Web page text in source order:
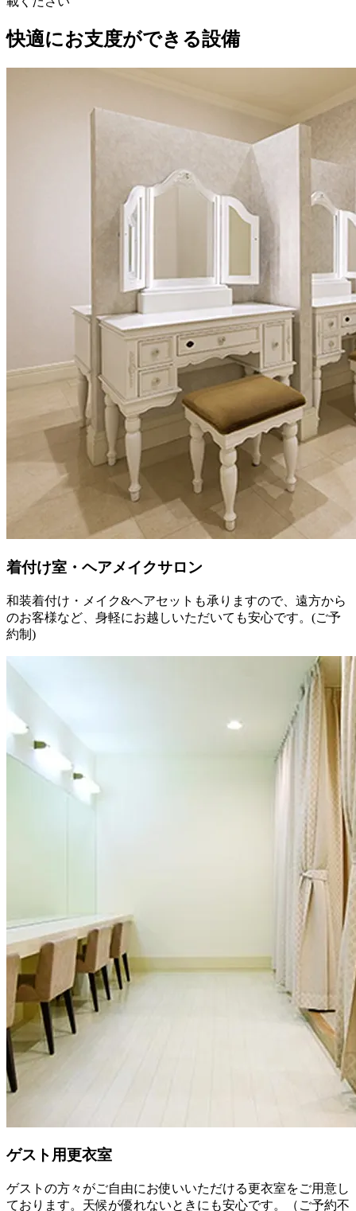
快適にお支度ができる設備
着付け室・ヘアメイクサロン
和装着付け・メイク&ヘアセットも承りますので、遠方から
のお客様など、身軽にお越しいただいても安心です。(ご予
約制)
ゲスト用更衣室
ゲストの方々がご自由にお使いいただける更衣室をご用意し
ております。天候が優れないときにも安心です。（ご予約不